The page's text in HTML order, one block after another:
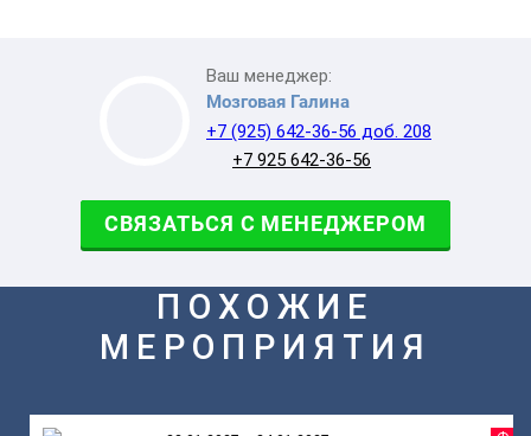
Ваш менеджер:
Мозговая Галина
+7 (925) 642-36-56 доб. 208
+7 925 642-36-56
СВЯЗАТЬСЯ С МЕНЕДЖЕРОМ
ПОХОЖИЕ
МЕРОПРИЯТИЯ